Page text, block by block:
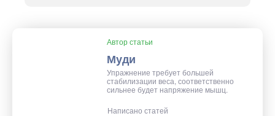
Автор статьи
Муди
Упражнение требует большей
стабилизации веса, соответственно
сильнее будет напряжение мышц.
Написано статей